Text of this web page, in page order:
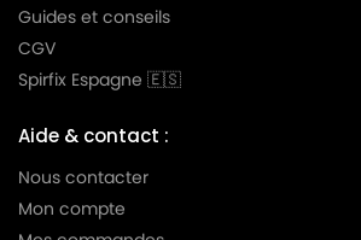
LG-
GOLDSTAR
GOLDSTAR
LG-
Guides et conseils
CGV
Spirfix Espagne 🇪🇸
Aide & contact :
Nous contacter
Mon compte